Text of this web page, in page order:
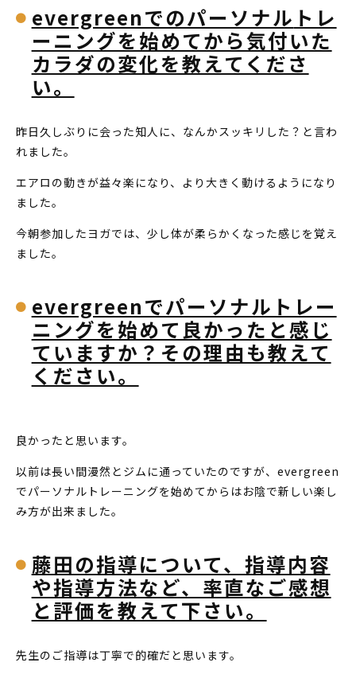
evergreenでのパーソナル トレ
ーニングを始めてから気付いた
カラダの変化を教えてくださ
い。
昨日久しぶりに会った知人に、なんかスッキリした？と言わ
れました。
エアロの動きが益々楽になり、より大きく動けるようになり
ました。
今朝参加したヨガでは、少し体が柔らかくなった感じを覚え
ました。
evergreenでパーソナルトレー
ニングを始めて良かったと感じ
ていますか？その理由も教えて
ください。
良かったと思います。
以前は長い間漫然とジムに通っていたのですが、evergreen
でパーソナルトレーニングを始めてからはお陰で新しい楽し
み方が出来ました。
藤田の指導について、指導内容
や指導方法など、率直なご感想
と評価を教えて下さい。
先生のご指導は丁寧で的確だと思います。